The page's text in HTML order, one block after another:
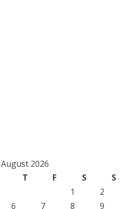
August 2026
T F S
S
1
2
6 7 8 9